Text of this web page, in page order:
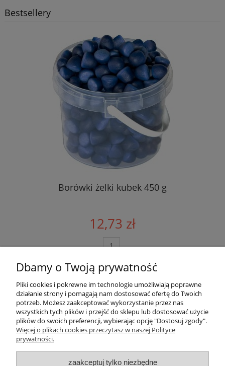
Bestsellery
Borówki żelki kubek 450 g
12,73 zł
do koszyka
Szybkie linki
Płatności i dostawa
Dbamy o Twoją prywatność
Pliki cookies i pokrewne im technologie umożliwiają poprawne
działanie strony i pomagają nam dostosować ofertę do Twoich
potrzeb. Możesz zaakceptować wykorzystanie przez nas
wszystkich tych plików i przejść do sklepu lub dostosować użycie
plików do swoich preferencji, wybierając opcję "Dostosuj zgody".
Więcej o plikach cookies przeczytasz w naszej Polityce
prywatności.
zaakceptuj tylko niezbędne